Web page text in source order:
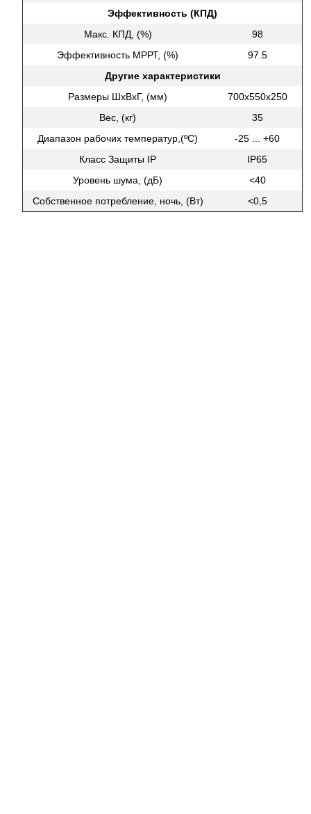
Эффективность (КПД)
Макс. КПД, (%)
98
Эффективность МРРТ, (%)
97.5
Другие характеристики
Размеры ШхВхГ, (мм)
700х550х250
Вес, (кг)
35
Диапазон рабочих температур,(ºС)
-25 ... +60
Класс Защиты IP
IP65
Уровень шума, (дБ)
<40
Собственное потребление, ночь, (Вт)
<0,5